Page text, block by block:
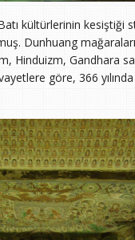
kültürlerinin
Dunhuang
Hinduizm, Gandhara
göre, 366